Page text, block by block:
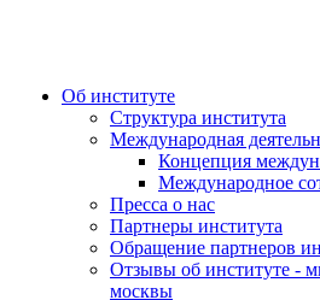
Об институте
Структура института
Международная
Концепция
Международное
Пресса о нас
Партнеры института
Обращение партнеров
Отзывы об институте -
москвы